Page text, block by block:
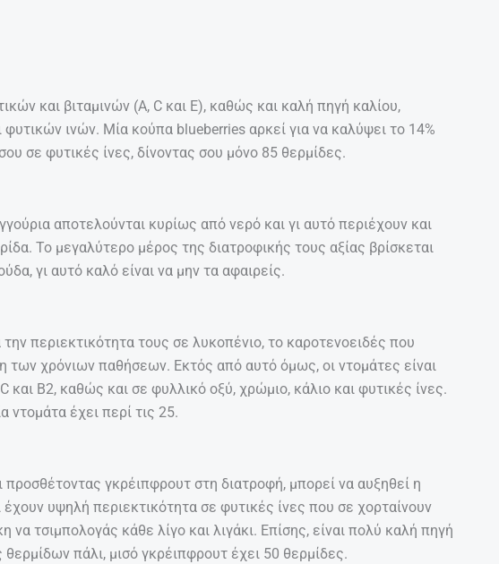
και βιταμινών (Α, C και Ε), καθώς και καλή πηγή καλίου,
ινών. Μία κούπα blueberries αρκεί για να καλύψει το 14%
σε φυτικές ίνες, δίνοντας σου μόνο 85 θερμίδες.
αποτελούνται κυρίως από νερό και γι αυτό περιέχουν και
Το μεγαλύτερο μέρος της διατροφικής τους αξίας βρίσκεται
γι αυτό καλό είναι να μην τα αφαιρείς.
περιεκτικότητα τους σε λυκοπένιο, το καροτενοειδές που
των χρόνιων παθήσεων. Εκτός από αυτό όμως, οι ντομάτες είναι
και Β2, καθώς και σε φυλλικό οξύ, χρώμιο, κάλιο και φυτικές ίνες.
ντομάτα έχει περί τις 25.
προσθέτοντας γκρέιπφρουτ στη διατροφή, μπορεί να αυξηθεί η
υψηλή περιεκτικότητα σε φυτικές ίνες που σε χορταίνουν
να τσιμπολογάς κάθε λίγο και λιγάκι. Επίσης, είναι πολύ καλή πηγή
πάλι, μισό γκρέιπφρουτ έχει 50 θερμίδες.